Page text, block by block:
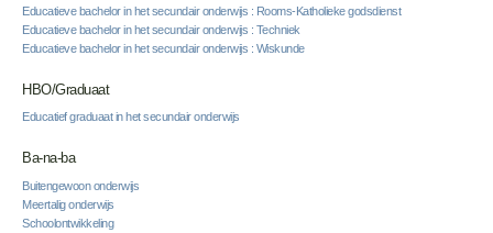
Educatieve bachelor in het secundair onderwijs : Rooms-Katholieke godsdienst
Educatieve bachelor in het secundair onderwijs : Techniek
Educatieve bachelor in het secundair onderwijs : Wiskunde
HBO/Graduaat
Educatief graduaat in het secundair onderwijs
Ba-na-ba
Buitengewoon onderwijs
Meertalig onderwijs
Schoolontwikkeling